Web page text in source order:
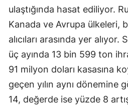
ulaştığında hasat ediliyor.
Kanada ve Avrupa ülkeleri,
alıcıları arasında yer alıyor.
üç ayında 13 bin 599 ton
91 milyon doları kasasına
geçen yılın aynı dönemine
14, değerde ise yüzde 8